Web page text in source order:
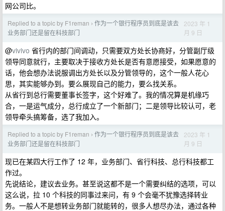
网公司比。
Replied to a topic by F1reman › 作为一个银行程序员到底是该去
业务部门还是留在科技部门
2023 年 1
月 9 日
@vivivo 省行内的部门间调动，只需要双方处长协商好，分管副厅级
领导同意就行，主要取决于接收方处长是否有意愿接受，如果愿意的
话，他会想办法说服调出方处长以及分管领导的，这个一般人花心
思，其实能够办到。要么展现自己的能力，要么找关系。
从省行到总行需要董事长签字，这个好难了。我的情况算是机缘巧
合，一是运气成分，总行成立了一个新部门；二是领导比较认可，老
领导牵头搞筹备，选了我加入。
Replied to a topic by F1reman › 作为一个银行程序员到底是该去
业务部门还是留在科技部门
2023 年 1
月 9 日
现已在某四大行工作了 12 年，业务部门、省行科技、总行科技都工
作过。
先说结论，建议去业务。甚至说这都不是一个需要纠结的选项，可以
这么说，拉 10 个科技的同事过来问，有 9 个会毫不犹豫选择转业
务。一般人不是想转业务部门就能转的，很多人想尽办法，通过各种